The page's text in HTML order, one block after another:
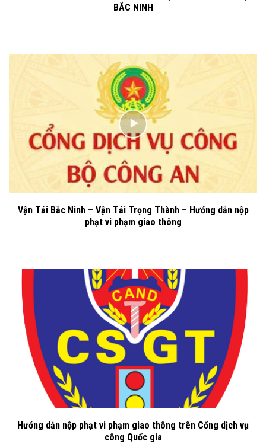
BẮC NINH
Vận Tải Bắc Ninh – Vận Tải Trọng Thành – Hướng dẫn nộp
phạt vi phạm giao thông
Hướng dẫn nộp phạt vi phạm giao thông trên Cổng dịch vụ
công Quốc gia